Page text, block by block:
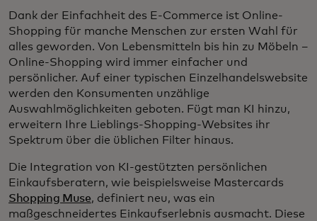
Dank der Einfachheit des E-Commerce ist Online-
Shopping für manche Menschen zur ersten Wahl für
alles geworden. Von Lebensmitteln bis hin zu Möbeln –
Online-Shopping wird immer einfacher und
persönlicher. Auf einer typischen Einzelhandelswebsite
werden den Konsumenten unzählige
Auswahlmöglichkeiten geboten. Fügt man KI hinzu,
erweitern Ihre Lieblings-Shopping-Websites ihr
Spektrum über die üblichen Filter hinaus.
Die Integration von KI-gestützten persönlichen
Einkaufsberatern, wie beispielsweise Mastercards
Shopping Muse, definiert neu, was ein
maßgeschneidertes Einkaufserlebnis ausmacht. Diese